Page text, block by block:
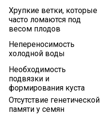
Хрупкие ветки, которые
часто ломаются под
весом плодов
Непереносимость
холодной воды
Необходимость
подвязки и
формирования куста
Отсутствие генетической
памяти у семян